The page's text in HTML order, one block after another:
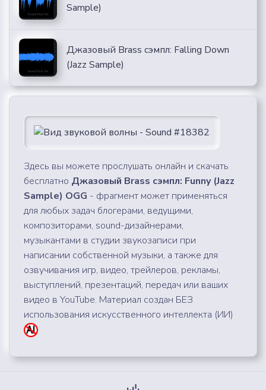
Sample)
Джазовый Brass сэмпл: Falling Down
(Jazz Sample)
Здесь вы можете прослушать онлайн и скачать
бесплатно Джазовый Brass сэмпл: Funny (Jazz
Sample) OGG - фрагмент может применяться
для любых задач блогерами, ведущими,
композиторами, sound-дизайнерами,
музыкантами в студии звукозаписи при
написании собственной музыки, а также для
озвучивания игр, видео, трейлеров, рекламы,
выступлений, презентаций, передач или ваших
видео в YouTube. Материал создан БЕЗ
использования искусственного интеллекта (ИИ)